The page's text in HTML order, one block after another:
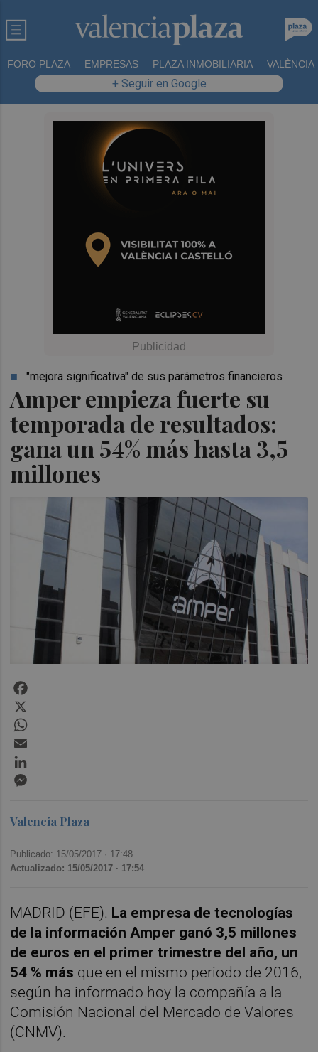
FORO PLAZA EMPRESAS PLAZA INMOBILIARIA VALÈNCIA
+ Seguir en Google
Amper empieza fuerte su
temporada de resultados:
gana un 54% más hasta 3,5
millones
"mejora significativa" de sus parámetros financieros
Valencia Plaza
Publicado: 15/05/2017 · 17:48
Actualizado: 15/05/2017 · 17:54
MADRID (EFE). La empresa de tecnologías
de la información Amper ganó 3,5 millones
de euros en el primer trimestre del año, un
54 % más que en el mismo periodo de 2016,
según ha informado hoy la compañía a la
Comisión Nacional del Mercado de Valores
(CNMV).